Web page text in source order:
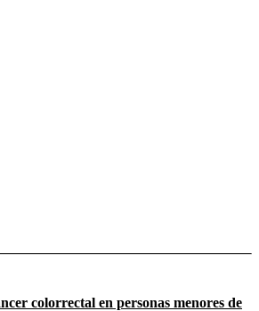
colorrectal en personas menores de